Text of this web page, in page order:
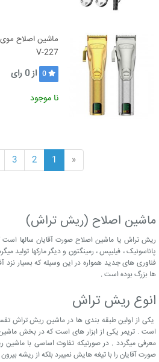
ماشین اصلاح
V-227
0 از0 رای
نا موجود
«
1
2
3
ماشین اصلاح (ریش تراش)
ریش تراش یا ماشین اصلاح صورت آقایان سالها است
پاناسونیک ، فیلیپس ، رمینگتون و دیگر مارکها تولید
فناوری های جدید همواره در این وسیله که بسیار
ها بزرگ بوده است .
انوع ریش تراش
یکی از اولین طبقه بندی ها در ماشین ریش تراش
است . تریمر یکی از ابزار های است که در بخش
معرفی میگردد . در صورتیکه تفاوت اساسی با
صورت آقایان را با تیغه هایش نمیبرد بلکه از ریشه